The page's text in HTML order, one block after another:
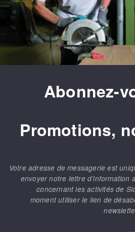
Abonnez-
Promotions,
Votre adresse de messagerie est
envoyer notre lettre d’information
concernant les activités de
moment utiliser le lien de